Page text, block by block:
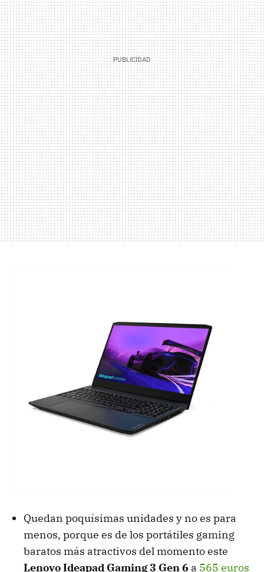
Quedan poquísimas unidades y no es para
menos, porque es de los portátiles gaming
baratos más atractivos del momento este
Lenovo Ideapad Gaming 3 Gen 6 a 565 euros